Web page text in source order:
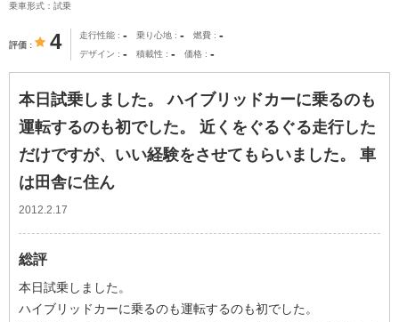
乗車形式：試乗
評価 4 走行性能 - 乗り心地 - 燃費 -
デザイン - 積載性 - 価格 -
本日試乗しました。 ハイブリッドカーに乗るのも
運転するのも初でした。 近くをぐるぐる走行した
だけですが、いい経験をさせてもらいました。 車
は田舎に住ん
2012.2.17
総評
本日試乗しました。
ハイブリッドカーに乗るのも運転するのも初でした。